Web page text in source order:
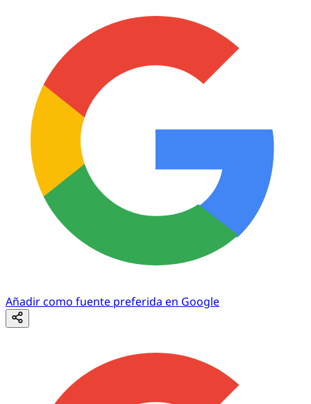
Añadir como fuente preferida en Google